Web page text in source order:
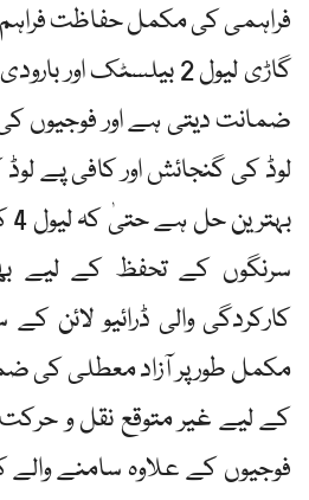
فراہمی کی مکمل حفاظت
گاڑی لیول 2 بیلسٹک
ضمانت دیتی ہے اور فوجیوں
لوڈ کی گنجائش اور کافی پے
سرنگوں کے تحفظ کے لیے
کارکردگی والی ڈرائیو لائن
مکمل طور پر آزاد معطلی کی
فوجیوں کے علاوہ سامنے والے